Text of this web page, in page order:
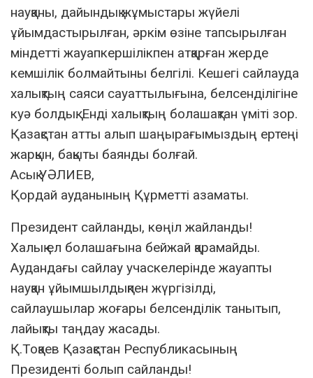
науқаны, дайындық жұмыстары жүйелі
ұйымдастырылған, әркім өзіне тапсырылған
міндетті жауапкершілікпен атқарған жерде
кемшілік болмайтыны белгілі. Кешегі сайлауда
халықтың саяси сауаттылығына, белсенділігіне
куә болдық. Енді халықтың болашақтан үміті зор.
Қазақстан атты алып шаңырағымыздың ертеңі
жарқын, бақыты баянды болғай.
Асық УӘЛИЕВ,
Қордай ауданының Құрметті азаматы.
Президент сайланды, көңіл жайланды!
Халық ел болашағына бейжай қарамайды.
Аудандағы сайлау учаскелерінде жауапты
науқан ұйымшылдықпен жүргізілді,
сайлаушылар жоғары белсенділік танытып,
лайықты таңдау жасады.
Қ.Тоқаев Қазақстан Республикасының
Президенті болып сайланды!